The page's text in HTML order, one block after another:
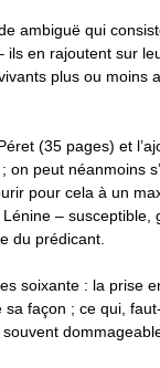
ambiguë qui
en rajoutent sur
plus ou moins
(35 pages) et
on peut néanmoins
pour cela à un
– susceptible,
du prédicant.
soixante : la prise
façon ; ce qui,